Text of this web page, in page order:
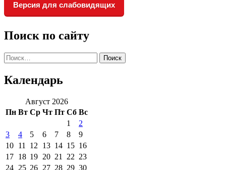
Версия для слабовидящих
Поиск по сайту
Найти:
Календарь
Август 2026
Пн Вт Ср Чт Пт Сб Вс
1
2
3
4 5 6 7 8
9
10 11 12 13 14 15 16
17 18 19 20 21 22 23
24 25 26 27 28 29 30